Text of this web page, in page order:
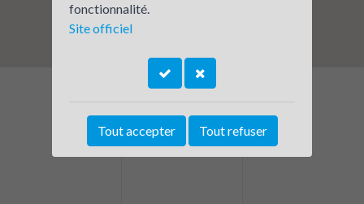
fonctionnalité.
Site officiel
Tout accepter Tout refuser